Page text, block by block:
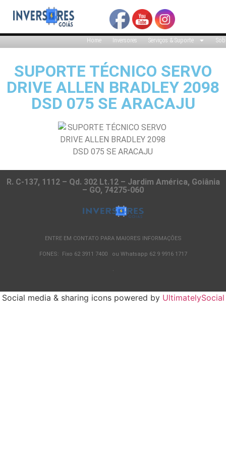
Home Inversores Serviços & Suporte
SUPORTE TÉCNICO SERVO
DRIVE ALLEN BRADLEY 2098
DSD 075 SE ARACAJU
R. C-137, 1112 – Qd. 302 Lt.12 – Jardim América, Goiânia
– GO, 74275-060
ENTRE EM CONTATO PARA MAIORES INFORMAÇÕES
FONES: Fixo 62 3911 7400 ou Whatsapp 62 9 9916 1717
.
Social media & sharing icons powered by UltimatelySocial